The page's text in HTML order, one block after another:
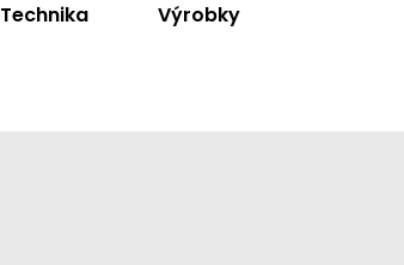
Technika Výrobky